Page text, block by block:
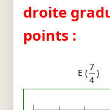
droite
points :
E (
7
4
)